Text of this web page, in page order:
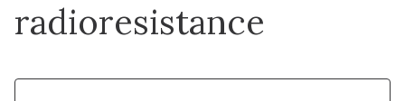
radioresistance